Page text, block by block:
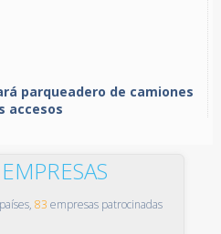
parqueadero de camiones
accesos
países, 83 empresas patrocinadas